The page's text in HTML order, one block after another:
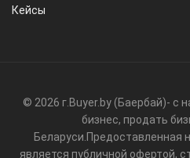
Кейсы
© 2026 г.Buyer.by (Баербай)- с
бизнес, продать
Беларуси.Предоставленная
является публичной офертой,